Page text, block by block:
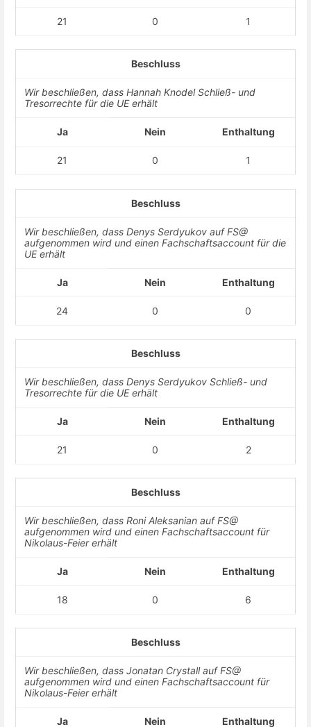
21 0 1
Beschluss
Wir beschließen, dass Hannah Knodel Schließ- und
Tresorrechte für die UE erhält
Ja Nein Enthaltung
21 0 1
Beschluss
Wir beschließen, dass Denys Serdyukov auf FS@
aufgenommen wird und einen Fachschaftsaccount für die
UE erhält
Ja Nein Enthaltung
24 0 0
Beschluss
Wir beschließen, dass Denys Serdyukov Schließ- und
Tresorrechte für die UE erhält
Ja Nein Enthaltung
21 0 2
Beschluss
Wir beschließen, dass Roni Aleksanian auf FS@
aufgenommen wird und einen Fachschaftsaccount für
Nikolaus-Feier erhält
Ja Nein Enthaltung
18 0 6
Beschluss
Wir beschließen, dass Jonatan Crystall auf FS@
aufgenommen wird und einen Fachschaftsaccount für
Nikolaus-Feier erhält
Ja Nein Enthaltung